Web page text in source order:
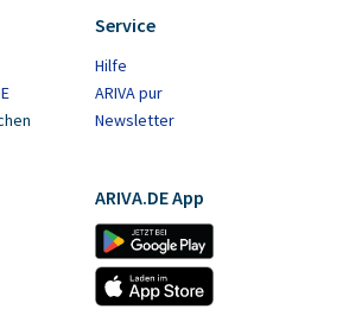
Service
Hilfe
ARIVA pur
Newsletter
ARIVA.DE App